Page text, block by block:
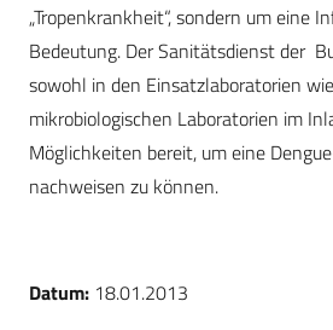
„Tropenkrankheit“, sondern um eine
Bedeutung. Der Sanitätsdienst der
sowohl in den Einsatzlaboratorien
mikrobiologischen Laboratorien im
Möglichkeiten bereit, um eine
nachweisen zu können.
Datum: 18.01.2013